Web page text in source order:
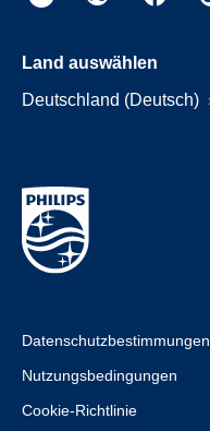
Land auswählen
Deutschland (Deutsch)
Datenschutzbestimmungen
Nutzungsbedingungen
Cookie-Richtlinie